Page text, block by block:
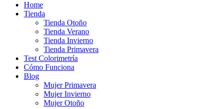
Home
Tienda
Tienda Otoño
Tienda Verano
Tienda Invierno
Tienda Primavera
Test Colorimetría
Cómo Funciona
Blog
Mujer Primavera
Mujer Invierno
Mujer Otoño